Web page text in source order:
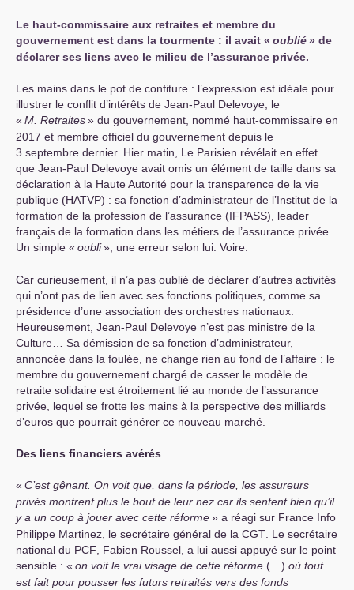
Le haut-commissaire aux retraites et membre du
gouvernement est dans la tourmente : il avait « oublié» de
déclarer ses liens avec le milieu de l’assurance privée.
Les mains dans le pot de confiture : l’expression est idéale pour
illustrer le conflit d’intérêts de Jean-Paul Delevoye, le
« M. Retraites» du gouvernement, nommé haut-commissaire en
2017 et membre officiel du gouvernement depuis le
3 septembre dernier. Hier matin, Le Parisien révélait en effet
que Jean-Paul Delevoye avait omis un élément de taille dans sa
déclaration à la Haute Autorité pour la transparence de la vie
publique (HATVP) : sa fonction d’administrateur de l’Institut de la
formation de la profession de l’assurance (IFPASS), leader
français de la formation dans les métiers de l’assurance privée.
Un simple « oubli», une erreur selon lui. Voire.
Car curieusement, il n’a pas oublié de déclarer d’autres activités
qui n’ont pas de lien avec ses fonctions politiques, comme sa
présidence d’une association des orchestres nationaux.
Heureusement, Jean-Paul Delevoye n’est pas ministre de la
Culture… Sa démission de sa fonction d’administrateur,
annoncée dans la foulée, ne change rien au fond de l’affaire : le
membre du gouvernement chargé de casser le modèle de
retraite solidaire est étroitement lié au monde de l’assurance
privée, lequel se frotte les mains à la perspective des milliards
d’euros que pourrait générer ce nouveau marché.
Des liens financiers avérés
« C’est gênant. On voit que, dans la période, les assureurs
privés montrent plus le bout de leur nez car ils sentent bien qu’il
y a un coup à jouer avec cette réforme» a réagi sur France Info
Philippe Martinez, le secrétaire général de la CGT . Le secrétaire
national du PCF , Fabien Roussel, a lui aussi appuyé sur le point
sensible : « on voit le vrai visage de cette réforme (…) où tout
est fait pour pousser les futurs retraités vers des fonds